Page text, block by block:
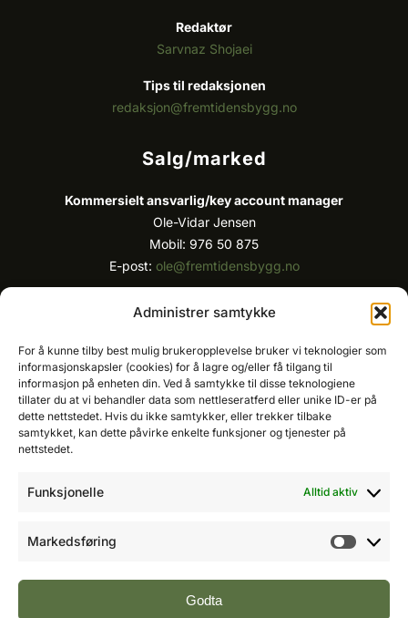
Administrer samtykke
For å kunne tilby best mulig brukeropplevelse bruker vi teknologier som
informasjonskapsler (cookies) for å lagre og/eller få tilgang til
informasjon på enheten din. Ved å samtykke til disse teknologiene
tillater du at vi behandler data som nettleseratferd eller unike ID-er på
dette nettstedet. Hvis du ikke samtykker, eller trekker tilbake
samtykket, kan dette påvirke enkelte funksjoner og tjenester på
nettstedet.
Funksjonelle Alltid aktiv
Markedsføring
Godta
Redaktør
Sarvnaz Shojaei
Tips til redaksjonen
redaksjon@fremtidensbygg.no
Salg/marked
Kommersielt ansvarlig/key account manager
Ole-Vidar Jensen
Mobil: 976 50 875
E-post: ole@fremtidensbygg.no
Mobil: 981 67 767
E-post:cristian@fremtidensbygg.no
Våre produkter og tjenester
Se våre produkter her
©2007 - 2026 Value Publishing AS. All Rights